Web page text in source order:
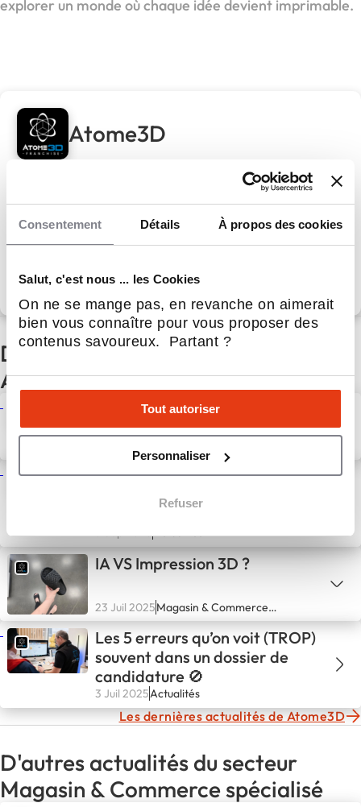
Consentement Détails À propos des cookies
Salut, c'est nous ... les Cookies
On ne se mange pas, en revanche on aimerait
bien vous connaître pour vous proposer des
contenus savoureux. Partant ?
Tout autoriser
Personnaliser
Refuser
explorer un monde où chaque idée devient imprimable.
Atome3D
Apport personnel :
Découvrir le réseau
D'autres actualités du réseau
Atome3D
🎓 La formation initiale chez
Atome3D, qu’est-ce que c’est ?
Comment Atome3D a imprimé
son succès… en 3D et en
3 Sep 2025Actualités
IA VS Impression 3D ?
23 Juil 2025Magasin & Commerce
spécialisé
Les 5 erreurs qu’on voit (TROP)
souvent dans un dossier de
candidature 🚫
3 Juil 2025Actualités
Les dernières actualités de Atome3D
D'autres actualités du secteur
Magasin & Commerce spécialisé